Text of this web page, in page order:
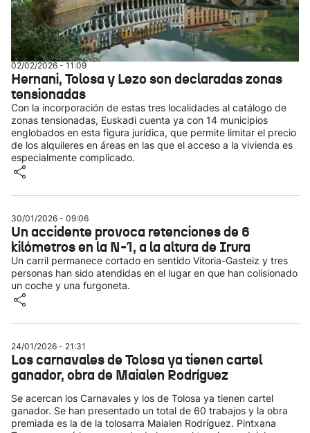
02/02/2026 - 11:09
Hernani, Tolosa y Lezo son declaradas zonas
tensionadas
Con la incorporación de estas tres localidades al catálogo de
zonas tensionadas, Euskadi cuenta ya con 14 municipios
englobados en esta figura jurídica, que permite limitar el precio
de los alquileres en áreas en las que el acceso a la vivienda es
especialmente complicado.
30/01/2026 - 09:06
Un accidente provoca retenciones de 6
kilómetros en la N-1, a la altura de Irura
Un carril permanece cortado en sentido Vitoria-Gasteiz y tres
personas han sido atendidas en el lugar en que han colisionado
un coche y una furgoneta.
24/01/2026 - 21:31
Los carnavales de Tolosa ya tienen cartel
ganador, obra de Maialen Rodríguez
Se acercan los Carnavales y los de Tolosa ya tienen cartel
ganador. Se han presentado un total de 60 trabajos y la obra
premiada es la de la tolosarra Maialen Rodríguez. Pintxana